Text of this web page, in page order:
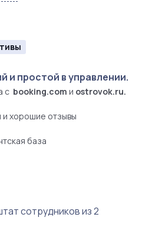
и простой в управлении.
с booking.com и ostrovok.ru.
и хорошие отзывы
база
сотрудников из 2